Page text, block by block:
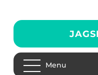
Menu